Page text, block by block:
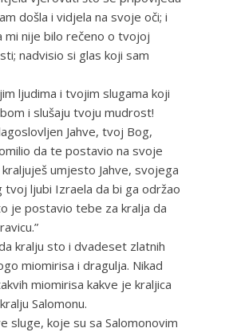
došla i vidjela na svoje oči; i
mi nije bilo rečeno o tvojoj
nadvisio si glas koji sam
ljudima i tvojim slugama koji
i slušaju tvoju mudrost!
Jahve, tvoj Bog,
da te postavio na svoje
umjesto Jahve, svojega
tvoj ljubi Izraela da bi ga održao
je postavio tebe za kralja da
kralju sto i dvadeset zlatnih
miomirisa i dragulja. Nikad
miomirisa kakve je kraljica
Salomonu.
sluge, koje su sa Salomonovim